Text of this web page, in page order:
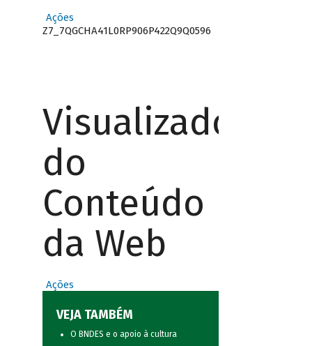
Ações
Z7_7QGCHA41L0RP906P422Q9Q0596
Visualizador
do
Conteúdo
da Web
Ações
VEJA TAMBÉM
O BNDES e o apoio à cultura